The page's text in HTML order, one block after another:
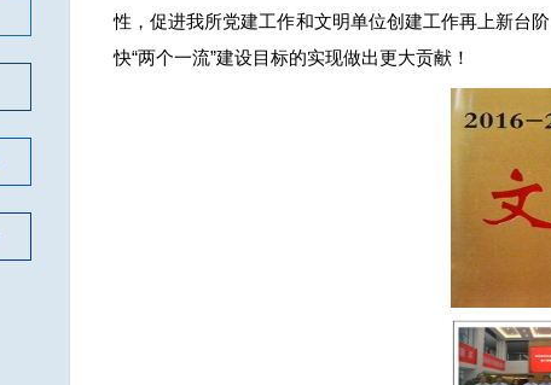
性，促进我所党建工作和文明单位创建工作再上新台
快“两个一流”建设目标的实现做出更大贡献！